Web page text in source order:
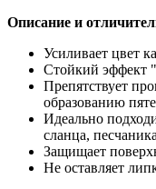
Описание и
Усиливает цвет
Стойкий эффект
Препятствует
образованию
Идеально
сланца,
Защищает
Не оставляет